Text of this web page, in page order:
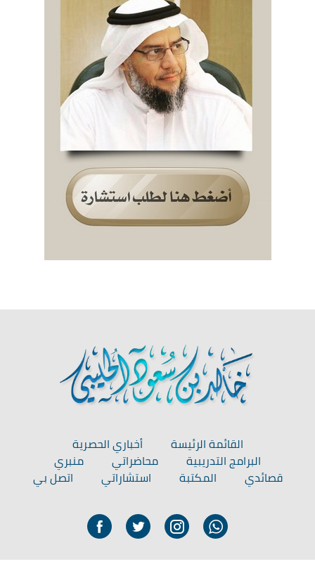
القائمة الرئيسة
أخباري الحصرية
البرامج التدريبية
محاضراتي
منبري
قصائدي
المكتبة استشاراتي اتصل بي